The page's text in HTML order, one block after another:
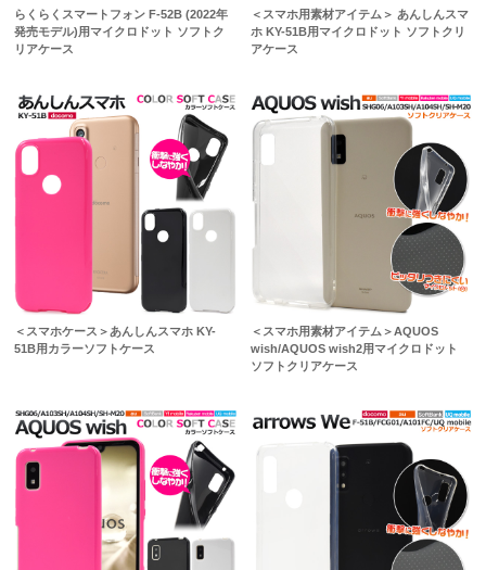
らくらくスマートフォン F-52B (2022年
発売モデル)用マイクロドット ソフトク
リアケース
＜スマホ用素材アイテム＞ あんしんスマ
ホ KY-51B用マイクロドット ソフトクリ
アケース
＜スマホケース＞あんしんスマホ KY-
51B用カラーソフトケース
＜スマホ用素材アイテム＞AQUOS
wish/AQUOS wish2用マイクロドット
ソフトクリアケース